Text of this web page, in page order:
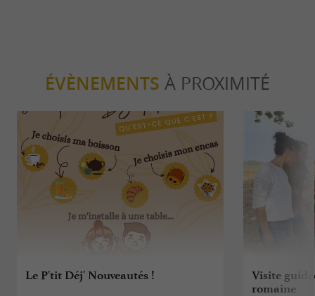
ÉVÈNEMENTS À PROXIMITÉ
Le P'tit Déj' Nouveautés !
Visite
romaine